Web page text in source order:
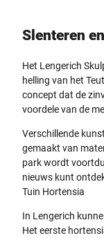
Slenteren
Het Lengerich
helling van het
concept dat de
voordele van de
Verschillende
gemaakt van
park wordt
nieuws kunt
Tuin Hortensia
In Lengerich
Het eerste